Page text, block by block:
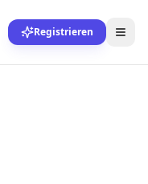
Registrieren